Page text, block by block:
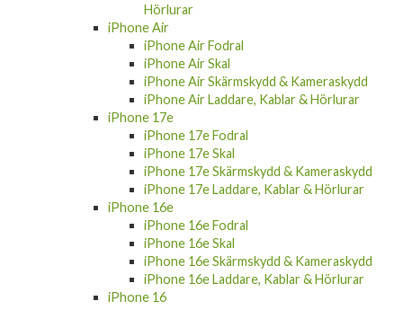
Hörlurar
iPhone Air
iPhone Air Fodral
iPhone Air Skal
iPhone Air Skärmskydd & Kameraskydd
iPhone Air Laddare, Kablar & Hörlurar
iPhone 17e
iPhone 17e Fodral
iPhone 17e Skal
iPhone 17e Skärmskydd & Kameraskydd
iPhone 17e Laddare, Kablar & Hörlurar
iPhone 16e
iPhone 16e Fodral
iPhone 16e Skal
iPhone 16e Skärmskydd & Kameraskydd
iPhone 16e Laddare, Kablar & Hörlurar
iPhone 16